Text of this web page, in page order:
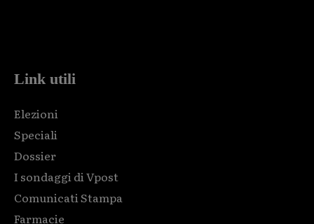
Link utili
Elezioni
Speciali
Dossier
I sondaggi di Vpost
Comunicati Stampa
Farmacie